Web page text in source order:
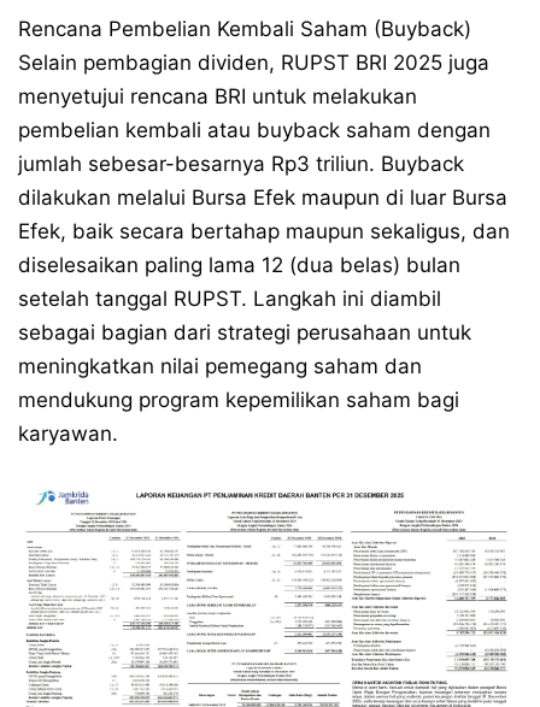
Rencana Pembelian Kembali Saham (Buyback)
Selain pembagian dividen, RUPST BRI 2025 juga
menyetujui rencana BRI untuk melakukan
pembelian kembali atau buyback saham dengan
jumlah sebesar-besarnya Rp3 triliun. Buyback
dilakukan melalui Bursa Efek maupun di luar Bursa
Efek, baik secara bertahap maupun sekaligus, dan
diselesaikan paling lama 12 (dua belas) bulan
setelah tanggal RUPST. Langkah ini diambil
sebagai bagian dari strategi perusahaan untuk
meningkatkan nilai pemegang saham dan
mendukung program kepemilikan saham bagi
karyawan.